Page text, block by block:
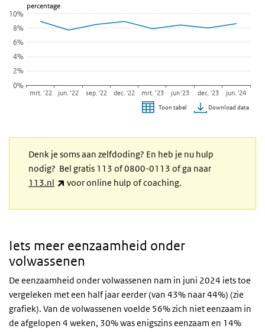
wel eens of vaker
Bekijk als data tabel.
De grafiek heeft 1 X-as die categories weergeeft.
De grafiek heeft 1 Y-as die percentage weergeeft.
percentage
0%
2%
4%
6%
8%
10%
mrt. ’22 jun. ‘22 sep. '22 dec. '22 mrt. ’23 jun '23 dec. '23 jun. '24
Toon tabel Download data
Denk je soms aan zelfdoding? En heb je nu hulp
nodig? Bel gratis 113 of 0800-0113 of ga naar
113.nl
(externe link)
voor online hulp of coaching.
Iets meer eenzaamheid onder
volwassenen
De eenzaamheid onder volwassenen nam in juni 2024 iets toe
vergeleken met een half jaar eerder (van 43% naar 44%) (zie
grafiek). Van de volwassenen voelde 56% zich niet eenzaam in
de afgelopen 4 weken, 30% was enigszins eenzaam en 14%